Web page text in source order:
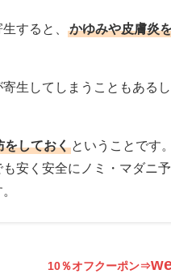
すると、
かゆみや皮膚炎
生してしまうこともある
をしておく ということです
安く安全にノミ・マダニ
10％オフクーポン⇒